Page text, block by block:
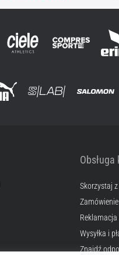
Obsługa
Skorzystaj
Wysyłka i
Znajdź